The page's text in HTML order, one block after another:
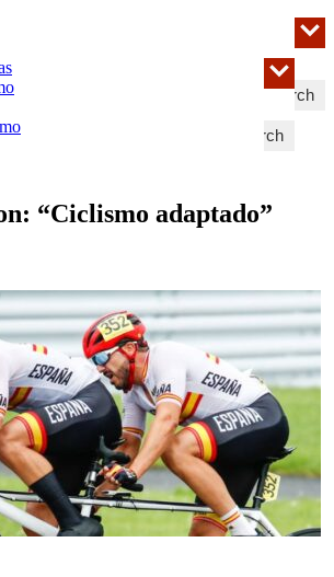
Search
Search
“Ciclismo adaptado”